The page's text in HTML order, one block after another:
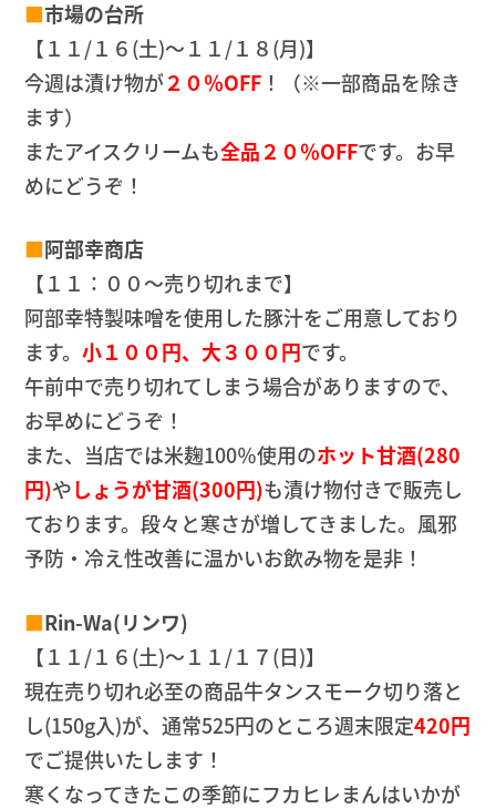
■市場の台所
【１１/１６(土)～１１/１８(月)】
今週は漬け物が２０％OFF！（※一部商品を除き
ます）
またアイスクリームも全品２０％OFFです。お早
めにどうぞ！
■阿部幸商店
【１１：００～売り切れまで】
阿部幸特製味噌を使用した豚汁をご用意しており
ます。 小１００円、大３００円です。
午前中で売り切れてしまう場合がありますので、
お早めにどうぞ！
また、当店では米麹100％使用のホット甘酒(280
円)やしょうが甘酒(300円)も漬け物付きで販売し
ております。段々と寒さが増してきました。風邪
予防・冷え性改善に温かいお飲み物を是非！
■Rin-Wa(リンワ)
【１１/１６(土)～１１/１７(日)】
現在売り切れ必至の商品牛タンスモーク切り落と
し(150g入)が、通常525円のところ週末限定420円
でご提供いたします！
寒くなってきたこの季節にフカヒレまんはいかが